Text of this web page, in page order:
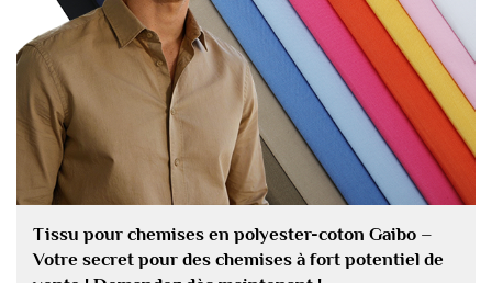
Tissu pour chemises en polyester-coton Gaibo –
Votre secret pour des chemises à fort potentiel de